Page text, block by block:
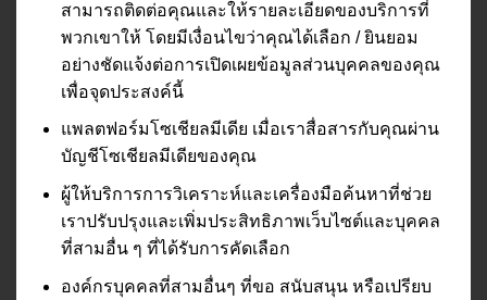
สามารถติดต่อคุณและให้รายละเอียดของบริการที่
พวกเขาให้ โดยมีเงื่อนไขว่าคุณได้เลือก / ยินยอม
อย่างชัดแจ้งต่อการเปิดเผยข้อมูลส่วนบุคคลของคุณ
เพื่อจุดประสงค์นี้
แพลตฟอร์มโซเชียลมีเดีย เมื่อเราสื่อสารกับคุณผ่าน
บัญชีโซเชียลมีเดียของคุณ
ผู้ให้บริการการวิเคราะห์และเครื่องมือค้นหาที่ช่วย
เราปรับปรุงและเพิ่มประสิทธิภาพเว็บไซต์และบุคคล
ที่สามอื่น ๆ ที่ได้รับการคัดเลือก
องค์กรบุคคลที่สามอื่นๆ ที่ขอ สนับสนุน หรือเปรียบ